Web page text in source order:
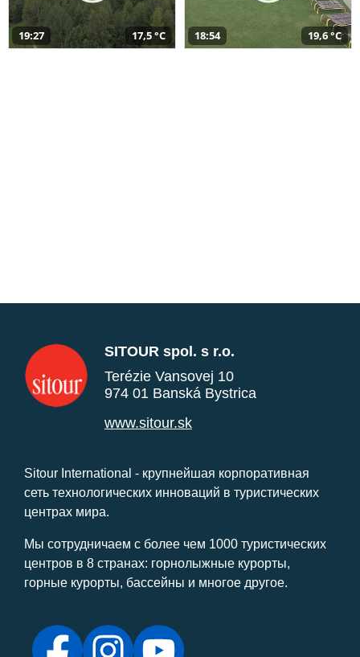
19:27 17,5 °C 18:54 19,6 °C
SITOUR spol. s r.o.
Terézie Vansovej 10
974 01 Banská Bystrica
www.sitour.sk
Sitour International - крупнейшая корпоративная
сеть технологических инноваций в туристических
центрах мира.
Мы сотрудничаем с более чем 1000 туристических
центров в 8 странах: горнолыжные курорты,
горные курорты, бассейны и многое другое.